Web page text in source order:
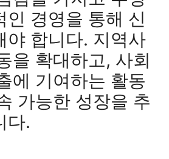
인 경영을 통해 신
야 합니다. 지역사
을 확대하고, 사회
에 기여하는 활동
가능한 성장을 추
다.